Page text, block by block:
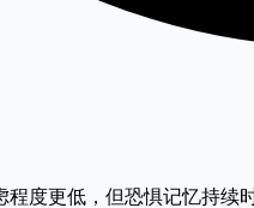
度更低，但恐惧记忆持